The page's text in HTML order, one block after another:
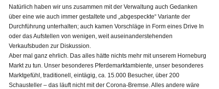
Natürlich haben wir uns zusammen mit der Verwaltung auch Gedanken
über eine wie auch immer gestaltete und „abgespeckte“ Variante der
Durchführung unterhalten; auch kamen Vorschläge in Form eines Drive In
oder das Aufstellen von wenigen, weit auseinanderstehenden
Verkaufsbuden zur Diskussion.
Aber mal ganz ehrlich. Das alles hätte nichts mehr mit unserem Horneburg
Markt zu tun. Unser besonderes Pferdemarktambiente, unser besonderes
Marktgefühl, traditionell, eintägig, ca. 15.000 Besucher, über 200
Schausteller – das läuft nicht mit der Corona-Bremse. Alles andere wäre